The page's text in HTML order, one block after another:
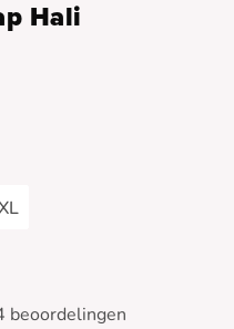
Hali
beoordelingen